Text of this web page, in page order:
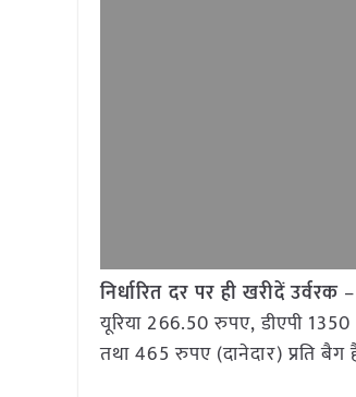
निर्धारित दर पर ही खरीदें उर्वरक
यूरिया 266.50 रुपए, डीएपी
तथा 465 रुपए (दानेदार) प्रति बैग